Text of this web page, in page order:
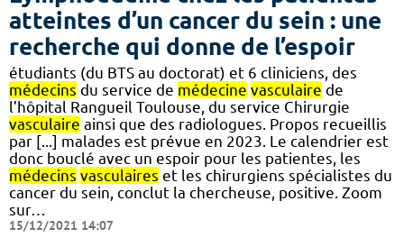
atteintes d’un cancer du sein : une
recherche qui donne de l’espoir
étudiants (du BTS au doctorat) et 6 cliniciens, des
médecins du service de médecine vasculaire de
l’hôpital Rangueil Toulouse, du service Chirurgie
vasculaire ainsi que des radiologues. Propos recueillis
par [...] malades est prévue en 2023. Le calendrier est
donc bouclé avec un espoir pour les patientes, les
médecins vasculaires et les chirurgiens spécialistes du
cancer du sein, conclut la chercheuse, positive. Zoom
sur…
15/12/2021 14:07